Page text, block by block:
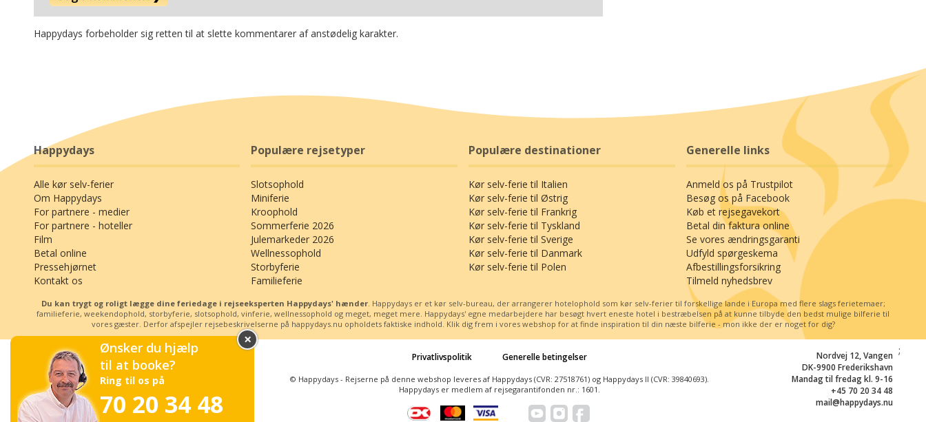
Happydays forbeholder sig retten til at slette kommentarer af anstødelig karakter.
×
Ønsker du hjælp
til at booke?
Ring til os på
70 20 34 48
Happydays
Alle kør selv-ferier
Om Happydays
For partnere - medier
For partnere - hoteller
Film
Betal online
Pressehjørnet
Kontakt os
Populære rejsetyper
Slotsophold
Miniferie
Kroophold
Sommerferie 2026
Julemarkeder 2026
Wellnessophold
Storbyferie
Familieferie
Populære destinationer
Kør selv-ferie til Italien
Kør selv-ferie til Østrig
Kør selv-ferie til Frankrig
Kør selv-ferie til Tyskland
Kør selv-ferie til Sverige
Kør selv-ferie til Danmark
Kør selv-ferie til Polen
Generelle links
Anmeld os på Trustpilot
Besøg os på Facebook
Køb et rejsegavekort
Betal din faktura online
Se vores ændringsgaranti
Udfyld spørgeskema
Afbestillingsforsikring
Tilmeld nyhedsbrev
Du kan trygt og roligt lægge dine feriedage i rejseeksperten Happydays' hænder. Happydays er et kør selv-bureau, der arrangerer hotelophold som kør selv-ferier til forskellige lande i Europa med flere slags ferietemaer;
familieferie, weekendophold, storbyferie, slotsophold, vinferie, wellnessophold og meget, meget mere. Happydays' egne medarbejdere har besøgt hvert eneste hotel i bestræbelsen på at kunne tilbyde den bedst mulige bilferie til
vores gæster. Derfor afspejler rejsebeskrivelserne på happydays.nu opholdets faktiske indhold. Klik dig frem i vores webshop for at finde inspiration til din næste bilferie - mon ikke der er noget for dig?
Nordvej 12, Vangen
DK-9900 Frederikshavn
Mandag til fredag kl. 9-16
+45 70 20 34 48
mail@happydays.nu
Privatlivspolitik Generelle betingelser
© Happydays - Rejserne på denne webshop leveres af Happydays (CVR: 27518761) og Happydays II (CVR: 39840693).
Happydays er medlem af rejsegarantifonden nr.: 1601.
;